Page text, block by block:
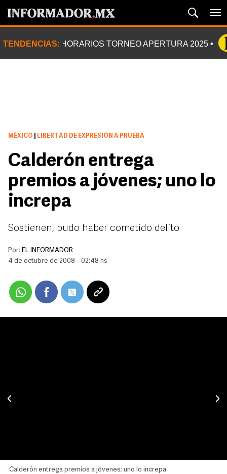
TENDENCIAS: HORARIOS TORNEO APERTURA 2025
MÉXICO LIBERTAD DE EXPRESIÓN A PRUEBA
Calderón entrega
premios a jóvenes; uno lo
increpa
Sostienen, pudo haber cometido delito
Por: EL INFORMADOR
4 de octubre de 2008 - 02:48 hs
Calderón entrega premios a jóvenes; uno lo increpa